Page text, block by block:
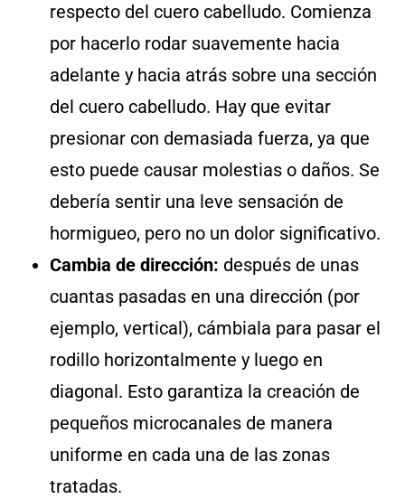
respecto del cuero cabelludo. Comienza
por hacerlo rodar suavemente hacia
adelante y hacia atrás sobre una sección
del cuero cabelludo. Hay que evitar
presionar con demasiada fuerza, ya que
esto puede causar molestias o daños. Se
debería sentir una leve sensación de
hormigueo, pero no un dolor significativo.
Cambia de dirección: después de unas
cuantas pasadas en una dirección (por
ejemplo, vertical), cámbiala para pasar el
rodillo horizontalmente y luego en
diagonal. Esto garantiza la creación de
pequeños microcanales de manera
uniforme en cada una de las zonas
tratadas.